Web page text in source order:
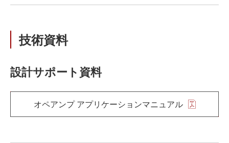
技術資料
設計サポート資料
オペアンプ アプリケーションマニュアル